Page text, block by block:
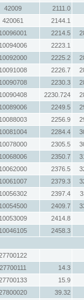
42009
2111.0
420061
2144.1
10096001 2214.5
10094006
2223.1
10092000 2225.2
10091008 2226.7
10090708 2230.3
10090408 2230.724
10089006 2249.5
10088003 2256.9
10081004 2284.4
10078000 2305.5
10068006 2350.7
10062000 2376.5
10061007 2379.3
10056302 2397.4
10054500 2409.7
10053009
2414.8
10046105
2458.3
27700111
14.3
15.9
39.32